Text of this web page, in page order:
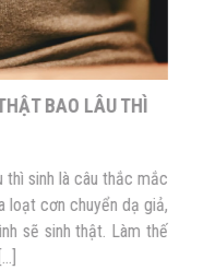
CẦN BIẾT
giả cũng thường xuyên
cần có bất kỳ một dấu
lo lắng, hoang mang.
chuyển dạ giả hay […]